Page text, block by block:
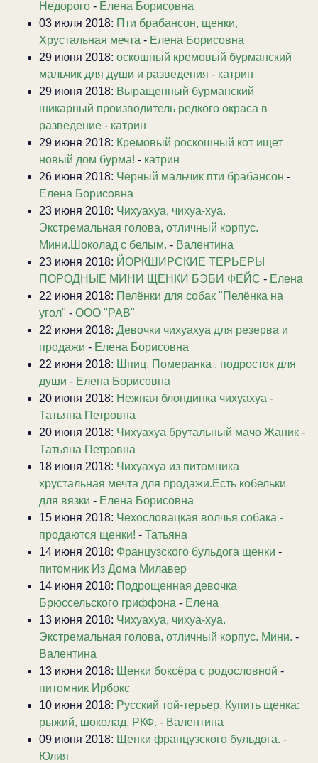
Недорого - Елена Борисовна
03 июля 2018: Пти брабансон, щенки,
Хрустальная мечта - Елена Борисовна
29 июня 2018: оскошный кремовый бурманский
мальчик для души и разведения - катрин
29 июня 2018: Выращенный бурманский
шикарный производитель редкого окраса в
разведение - катрин
29 июня 2018: Кремовый роскошный кот ищет
новый дом бурма! - катрин
26 июня 2018: Черный мальчик пти брабансон -
Елена Борисовна
23 июня 2018: Чихуахуа, чихуа-хуа.
Экстремальная голова, отличный корпус.
Мини.Шоколад с белым. - Валентина
23 июня 2018: ЙОРКШИРСКИЕ ТЕРЬЕРЫ
ПОРОДНЫЕ МИНИ ЩЕНКИ БЭБИ ФЕЙС - Елена
22 июня 2018: Пелёнки для собак "Пелёнка на
угол" - ООО "РАВ"
22 июня 2018: Девочки чихуахуа для резерва и
продажи - Елена Борисовна
22 июня 2018: Шпиц. Померанка , подросток для
души - Елена Борисовна
20 июня 2018: Нежная блондинка чихуахуа -
Татьяна Петровна
20 июня 2018: Чихуахуа брутальный мачо Жаник -
Татьяна Петровна
18 июня 2018: Чихуахуа из питомника
хрустальная мечта для продажи.Есть кобельки
для вязки - Елена Борисовна
15 июня 2018: Чехословацкая волчья собака -
продаются щенки! - Татьяна
14 июня 2018: Французского бульдога щенки -
питомник Из Дома Милавер
14 июня 2018: Подрощенная девочка
Брюссельского гриффона - Елена
13 июня 2018: Чихуахуа, чихуа-хуа.
Экстремальная голова, отличный корпус. Мини. -
Валентина
13 июня 2018: Щенки боксёра с родословной -
питомник Ирбокс
10 июня 2018: Русский той-терьер. Купить щенка:
рыжий, шоколад. РКФ. - Валентина
09 июня 2018: Щенки французского бульдога. -
Юлия